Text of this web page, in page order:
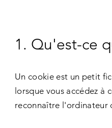
1. Qu'est-ce
Un cookie est un petit
lorsque vous accédez à
reconnaître l'ordinateur